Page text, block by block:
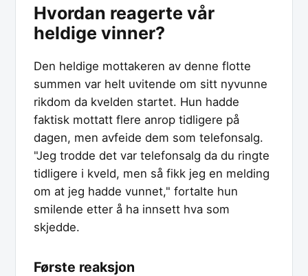
Hvordan reagerte vår
heldige vinner?
Den heldige mottakeren av denne flotte
summen var helt uvitende om sitt nyvunne
rikdom da kvelden startet. Hun hadde
faktisk mottatt flere anrop tidligere på
dagen, men avfeide dem som telefonsalg.
"Jeg trodde det var telefonsalg da du ringte
tidligere i kveld, men så fikk jeg en melding
om at jeg hadde vunnet," fortalte hun
smilende etter å ha innsett hva som
skjedde.
Første reaksjon